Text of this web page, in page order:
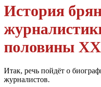
История
половины ХХ
Итак, речь пойдёт о
журналистов.